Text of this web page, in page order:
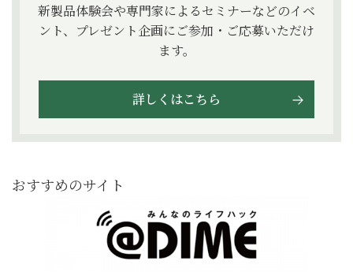
新製品体験会や専門家によるセミナーなどのイベ
ント、プレゼント企画にご参加・ご応募いただけ
ます。
詳しくはこちら
おすすめのサイト